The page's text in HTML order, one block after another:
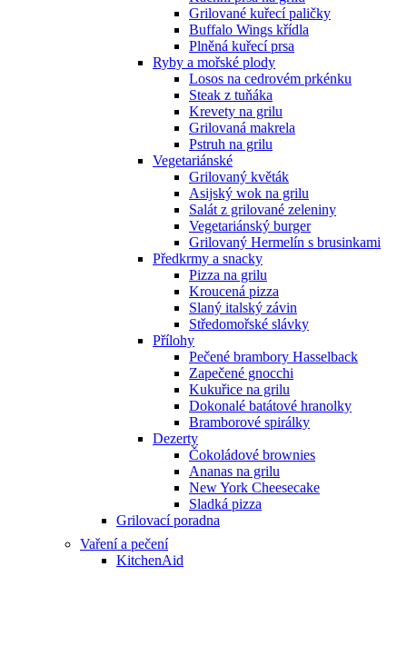
Grilované kuřecí paličky
Buffalo Wings křídla
Plněná kuřecí prsa
Ryby a mořské plody
Losos na cedrovém prkénku
Steak z tuňáka
Krevety na grilu
Grilovaná makrela
Pstruh na grilu
Vegetariánské
Grilovaný květák
Asijský wok na grilu
Salát z grilované zeleniny
Vegetariánský burger
Grilovaný Hermelín s brusinkami
Předkrmy a snacky
Pizza na grilu
Kroucená pizza
Slaný italský závin
Středomořské slávky
Přílohy
Pečené brambory Hasselback
Zapečené gnocchi
Kukuřice na grilu
Dokonalé batátové hranolky
Bramborové spirálky
Dezerty
Čokoládové brownies
Ananas na grilu
New York Cheesecake
Sladká pizza
Grilovací poradna
Vaření a pečení
KitchenAid